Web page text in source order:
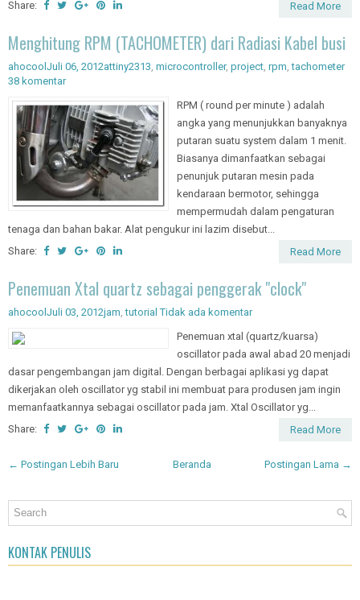
Share: Read More
Menghitung RPM (TACHOMETER) dari Radiasi Kabel busi
ahocool Juli 06, 2012attiny2313, microcontroller, project, rpm,tachometer
38 komentar
RPM ( round per minute ) adalah
angka yang menunjukkan banyaknya
putaran suatu system dalam 1 menit.
Biasanya dimanfaatkan sebagai
penunjuk putaran mesin pada
kendaraan bermotor, sehingga
mempermudah dalam pengaturan
tenaga dan bahan bakar. Alat pengukur ini lazim disebut...
Share:
Read More
Penemuan Xtal quartz sebagai penggerak "clock"
ahocool Juli 03, 2012jam,tutorial Tidak ada komentar
Penemuan xtal (quartz/kuarsa)
oscillator pada awal abad 20 menjadi
dasar pengembangan jam digital. Dengan berbagai aplikasi yg dapat
dikerjakan oleh oscillator yg stabil ini membuat para produsen jam ingin
memanfaatkannya sebagai oscillator pada jam. Xtal Oscillator yg...
Share:
Read More
← Postingan Lebih Baru Postingan Lama →
Beranda
KONTAK PENULIS